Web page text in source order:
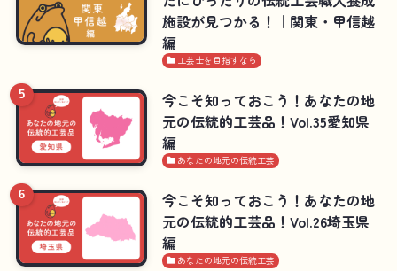
施設が見つかる！｜関東・甲信越
編
工芸士を目指すなら
今こそ知っておこう！あなたの地
元の伝統的工芸品！Vol.35愛知県
編
あなたの地元の伝統工芸
今こそ知っておこう！あなたの地
元の伝統的工芸品！Vol.26埼玉県
編
あなたの地元の伝統工芸